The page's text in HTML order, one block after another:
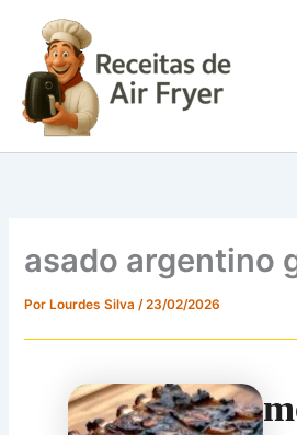
conteúdo
asado argentino
Por Lourdes Silva/23/02/2026